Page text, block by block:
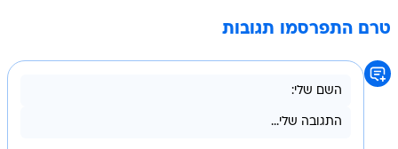
טרם התפרסמו תגובות